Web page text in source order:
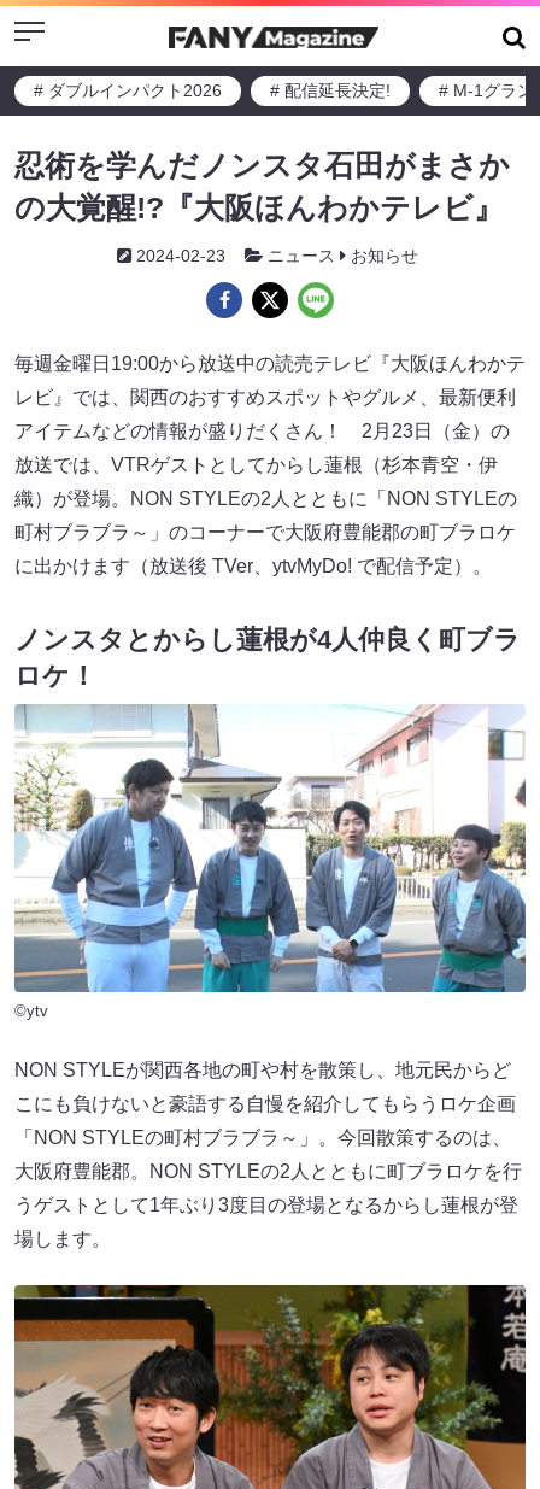
Menu
# ダブルインパクト2026 # 配信延長決定! # M-1グラン
忍術を学んだノンスタ石田がまさか
の大覚醒!?『大阪ほんわかテレビ』
2024-02-23 ニュース お知らせ
毎週金曜日19:00から放送中の読売テレビ『大阪ほんわかテ
レビ』では、関西のおすすめスポットやグルメ、最新便利
アイテムなどの情報が盛りだくさん！ 2月23日（金）の
放送では、VTRゲストとしてからし蓮根（杉本青空・伊
織）が登場。NON STYLEの2人とともに「NON STYLEの
町村ブラブラ～」のコーナーで大阪府豊能郡の町ブラロケ
に出かけます（放送後 TVer、ytvMyDo! で配信予定）。
ノンスタとからし蓮根が4人仲良く町ブラ
ロケ！
©ytv
NON STYLEが関西各地の町や村を散策し、地元民からど
こにも負けないと豪語する自慢を紹介してもらうロケ企画
「NON STYLEの町村ブラブラ～」。今回散策するのは、
大阪府豊能郡。NON STYLEの2人とともに町ブラロケを行
うゲストとして1年ぶり3度目の登場となるからし蓮根が登
場します。